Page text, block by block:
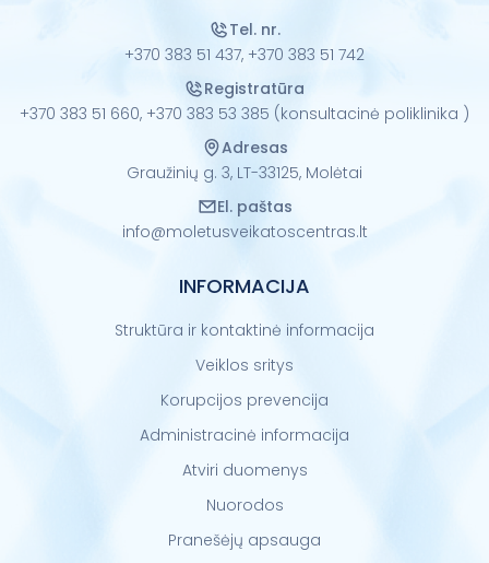
Tel. nr.
+370 383 51 437, +370 383 51 742
Registratūra
+370 383 51 660, +370 383 53 385 (konsultacinė poliklinika )
Adresas
Graužinių g. 3, LT-33125, Molėtai
El. paštas
info@moletusveikatoscentras.lt
INFORMACIJA
Struktūra ir kontaktinė informacija
Veiklos sritys
Korupcijos prevencija
Administracinė informacija
Atviri duomenys
Nuorodos
Pranešėjų apsauga